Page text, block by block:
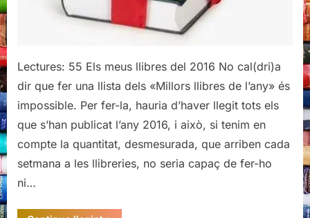
Lectures: 55 Els meus llibres del 2016 No cal(dri)a
dir que fer una llista dels «Millors llibres de l’any» és
impossible. Per fer-la, hauria d’haver llegit tots els
que s’han publicat l’any 2016, i això, si tenim en
compte la quantitat, desmesurada, que arriben cada
setmana a les llibreries, no seria capaç de fer-ho
ni…